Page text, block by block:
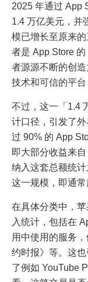
2025 年通过 App
1.4 万亿美元，并
模已增长至原来
者是 App Store
者源源不断的创造
技术和可信的平台
不过，这一「1.4
计口径，引发了
过 90% 的 App
即大部分收益来
纳入这套总额统
这一规模，即通常
在具体分类中，
入统计，包括在
用中使用的服务
约时报》等。这
了例如 YouTube